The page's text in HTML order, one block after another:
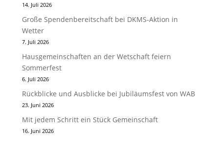
14. Juli 2026
Große Spendenbereitschaft bei DKMS-Aktion in
Wetter
7. Juli 2026
Hausgemeinschaften an der Wetschaft feiern
Sommerfest
6. Juli 2026
Rückblicke und Ausblicke bei Jubiläumsfest von WAB
23. Juni 2026
Mit jedem Schritt ein Stück Gemeinschaft
16. Juni 2026